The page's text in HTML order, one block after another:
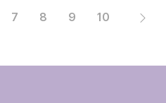
7 8 9 10